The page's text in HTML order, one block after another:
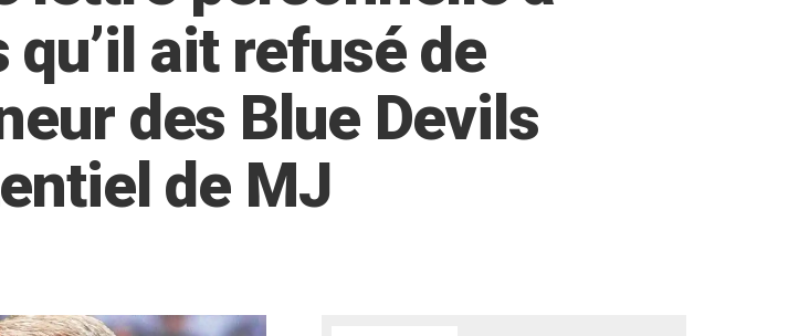
ait refusé de
des Blue Devils
de MJ